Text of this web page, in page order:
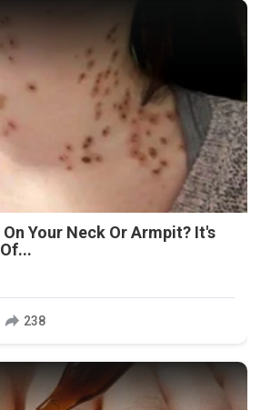
Your Neck Or Armpit? It's
238